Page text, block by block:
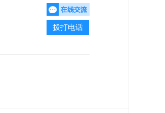
拨打电话